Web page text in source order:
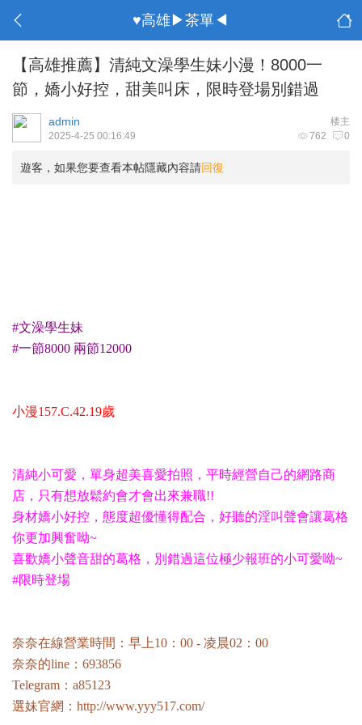
♥高雄▶茶單◀
【高雄推薦】清純文澡學生妹小漫！8000一
節，嬌小好控，甜美叫床，限時登場別錯過
楼主
admin
762 0
2025-4-25 00:16:49
遊客，如果您要查看本帖隱藏內容請回復
#文澡學生妹
#一節8000 兩節12000
小漫157.C.42.19歲
清純小可愛，單身超美喜愛拍照，平時經營自己的網路商
店，只有想放鬆約會才會出來兼職!!
身材嬌小好控，態度超優懂得配合，好聽的淫叫聲會讓葛格
你更加興奮呦~
喜歡嬌小聲音甜的葛格，別錯過這位極少報班的小可愛呦~
#限時登場
奈奈在線營業時間：早上10：00 - 凌晨02：00
奈奈的line：693856
Telegram：a85123
選妹官網： http://www.yyy517.com/